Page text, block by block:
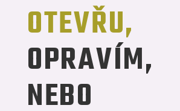
OTEVŘU,
OPRAVÍM,
NEBO